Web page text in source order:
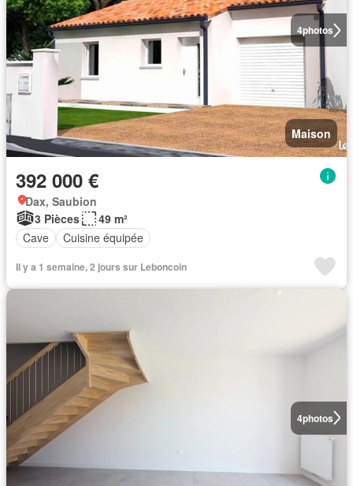
4photos
Maison
392 000 €
Dax, Saubion
3 Pièces
49 m²
Cave
Cuisine équipée
Il y a 1 semaine, 2 jours sur Leboncoin
4photos